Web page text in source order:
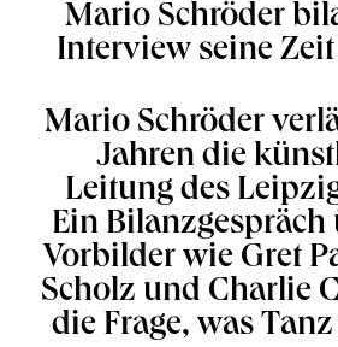
Mario Schröder
Interview seine
Mario Schröder
Jahren die
Leitung des
Ein Bilanzgespräch
Vorbilder wie Gret
Scholz und Charlie
die Frage, was